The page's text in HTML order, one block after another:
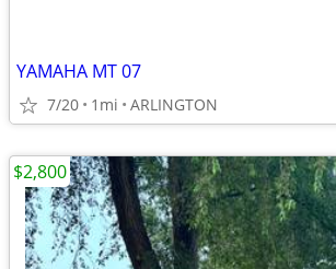
YAMAHA MT 07
7/20 1mi ARLINGTON
$2,800